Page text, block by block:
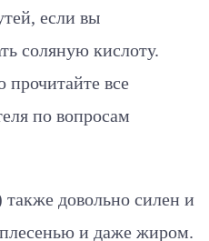
если вы
соляную кислоту.
прочитайте все
по вопросам
довольно силен и
и даже жиром.